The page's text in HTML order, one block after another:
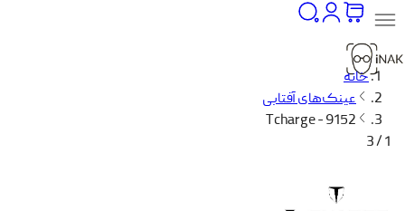
خانه
عینک‌های آفتابی
Tcharge - 9152
1 / 3